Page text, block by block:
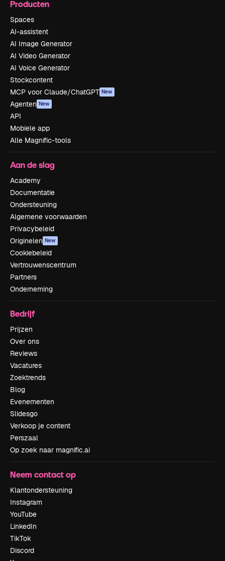
Producten
Spaces
AI-assistent
AI Image Generator
AI Video Generator
AI Voice Generator
Stockcontent
MCP voor Claude/ChatGPT New
Agenten New
API
Mobiele app
Alle Magnific-tools
Aan de slag
Academy
Documentatie
Ondersteuning
Algemene voorwaarden
Privacybeleid
Originelen New
Cookiebeleid
Vertrouwenscentrum
Partners
Onderneming
Bedrijf
Prijzen
Over ons
Reviews
Vacatures
Zoektrends
Blog
Evenementen
Slidesgo
Verkoop je content
Perszaal
Op zoek naar magnific.ai
Neem contact op
Klantondersteuning
Instagram
YouTube
LinkedIn
TikTok
Discord